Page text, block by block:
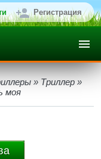
Регистрация
» Триллер »
моя